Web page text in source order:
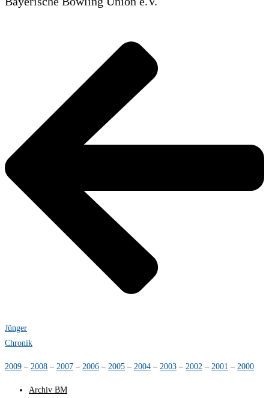
Jünger
Chronik
2009 – 2008 – 2007 – 2006 – 2005 – 2004 – 2003 – 2002 – 2001 – 2000
Archiv BM